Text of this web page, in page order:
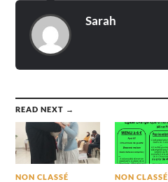
Sarah
READ NEXT →
NON CLASSÉ NON CLASSÉ